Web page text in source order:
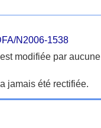
N2006-1538
modifiée par aucune
jamais été rectifiée.